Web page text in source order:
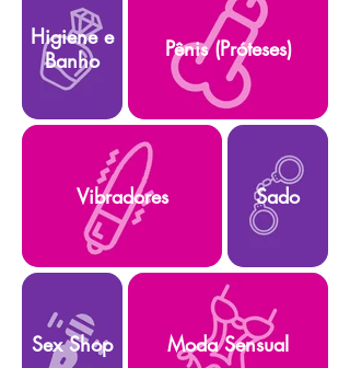
Higiene e
Banho
Pênis (Próteses)
Vibradores Sado
Sex Shop Moda Sensual